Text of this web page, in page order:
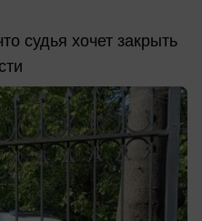
судья хочет закрыть